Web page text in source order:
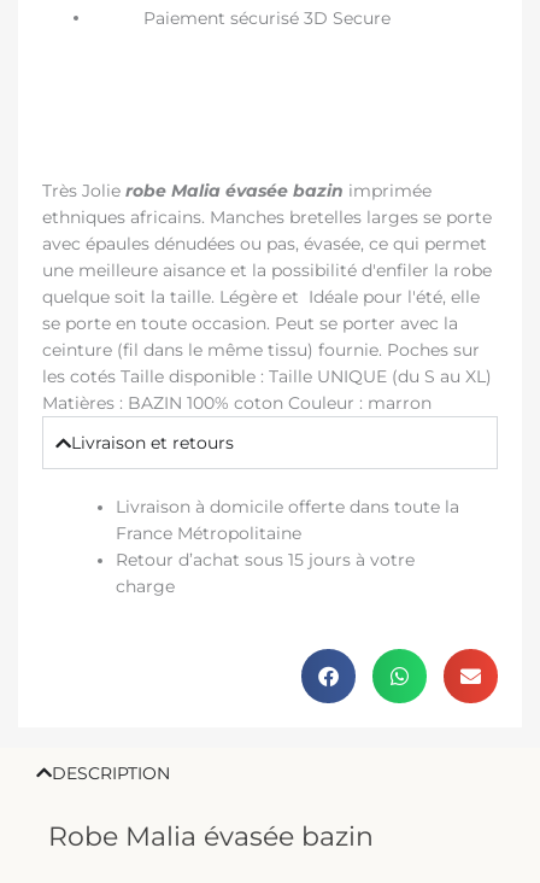
Paiement sécurisé 3D Secure
Très Jolie robe Malia évasée bazin imprimée
ethniques africains. Manches bretelles larges se porte
avec épaules dénudées ou pas, évasée, ce qui permet
une meilleure aisance et la possibilité d'enfiler la robe
quelque soit la taille. Légère et Idéale pour l'été, elle
se porte en toute occasion. Peut se porter avec la
ceinture (fil dans le même tissu) fournie. Poches sur
les cotés Taille disponible : Taille UNIQUE (du S au XL)
Matières : BAZIN 100% coton Couleur : marron
Livraison et retours
Livraison à domicile offerte dans toute la
France Métropolitaine
Retour d’achat sous 15 jours à votre
charge
DESCRIPTION
Robe Malia évasée bazin